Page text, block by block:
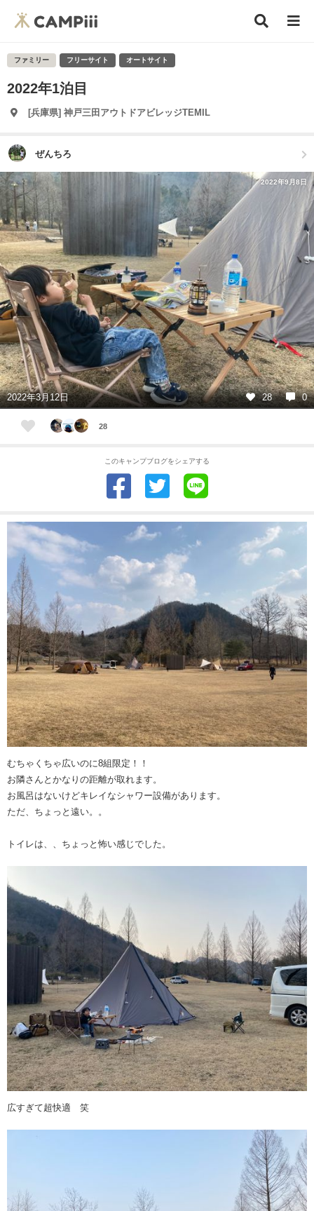
ファミリー フリーサイト オートサイト
2022年1泊目
[兵庫県] 神戸三田アウトドアビレッジTEMIL
ぜんちろ
2022年9月8日
2022年3月12日 28 0
28
このキャンプブログをシェアする
むちゃくちゃ広いのに8組限定！！
お隣さんとかなりの距離が取れます。
お風呂はないけどキレイなシャワー設備があります。
ただ、ちょっと遠い。。
トイレは、、ちょっと怖い感じでした。
広すぎて超快適 笑